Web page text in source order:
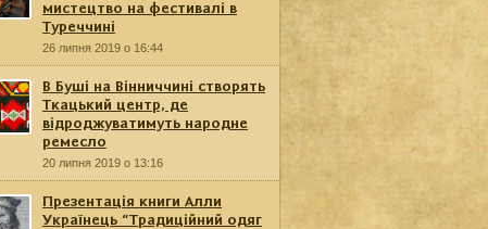
мистецтво на фестивалі в
Туреччині
26 липня 2019 о 16:44
В Буші на Вінниччині створять
Ткацький центр, де
відроджуватимуть народне
ремесло
20 липня 2019 о 13:16
Презентація книги Алли
Українець “Традиційний одяг